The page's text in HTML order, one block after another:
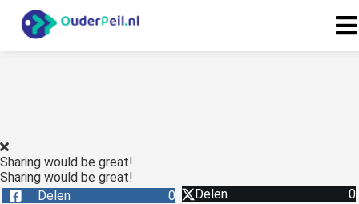
Sharing would be great!
Sharing would be great!
Delen
0 Delen
0